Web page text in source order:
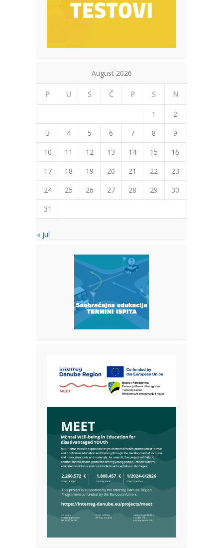
August 2026
P U S Č P S N
1
2
3
4 5 6 7 8
9
10
11 12 13 14 15
16
17
18 19 20 21 22
23
24
25 26 27 28 29
30
31
« jul